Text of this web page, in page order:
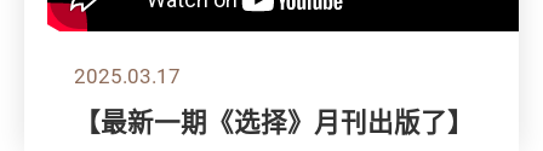
2025.03.17
【最新一期《选择》月刊出版了】